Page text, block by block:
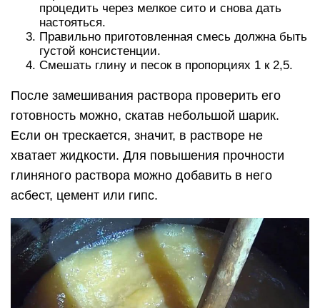
процедить через мелкое сито и снова дать
настояться.
Правильно приготовленная смесь должна быть
густой консистенции.
Смешать глину и песок в пропорциях 1 к 2,5.
После замешивания раствора проверить его
готовность можно, скатав небольшой шарик.
Если он трескается, значит, в растворе не
хватает жидкости. Для повышения прочности
глиняного раствора можно добавить в него
асбест, цемент или гипс.